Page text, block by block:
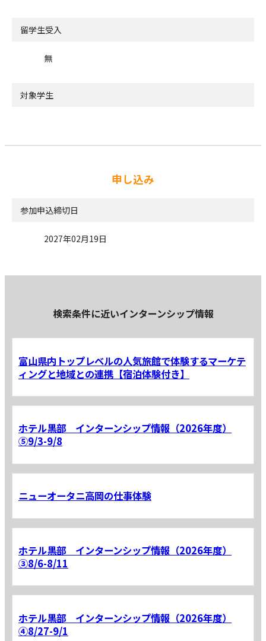
留学生受入
無
対象学生
申し込み
参加申込締切日
2027年02月19日
検索条件に近いインターンシップ情報
富山県内トップレベルの人気旅館で体験するマーケテ
ィングと地域との連携【宿泊体験付き】
ホテル黒部 インターンシップ情報（2026年度）
⑤9/3-9/8
ニューオータニ高岡の仕事体験
ホテル黒部 インターンシップ情報（2026年度）
③8/6-8/11
ホテル黒部 インターンシップ情報（2026年度）
④8/27-9/1